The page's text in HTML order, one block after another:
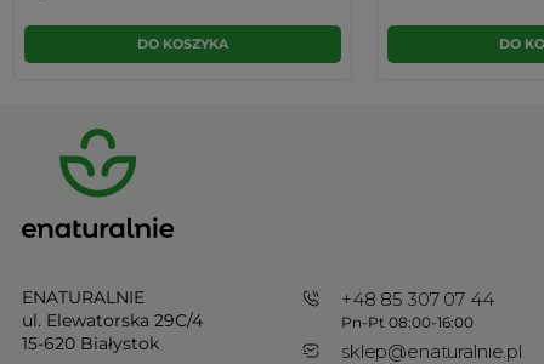
DO KOSZYKA DO
ENATURALNIE
ul. Elewatorska 29C/4
15-620 Białystok
+48 85 307 07 44
Pn-Pt 08:00-16:00
sklep@enaturalnie.pl